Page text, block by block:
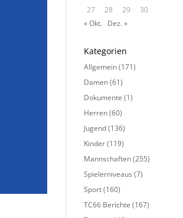
27
28 29
30
« Okt. Dez. »
Kategorien
Allgemein(171)
Damen(61)
Dokumente (1)
Herren(60)
Jugend(136)
Kinder(119)
Mannschaften(255)
Spielerniveaus (7)
Sport(160)
TC66 Berichte (167)